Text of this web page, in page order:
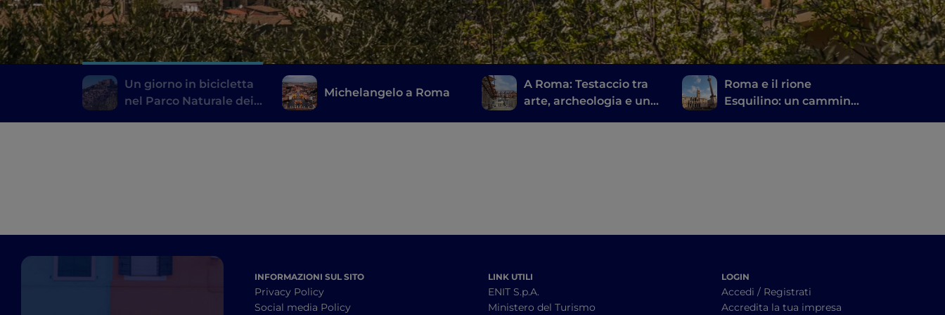
Un giorno in bicicletta
nel Parco Naturale dei
Michelangelo a Roma
A Roma: Testaccio tra
arte, archeologia e un
Roma e il rione
Esquilino: un cammino
INFORMAZIONI SUL SITO
Privacy Policy
Social media Policy
LINK UTILI
ENIT S.p.A.
Ministero del Turismo
LOGIN
Accedi / Registrati
Accredita la tua impresa